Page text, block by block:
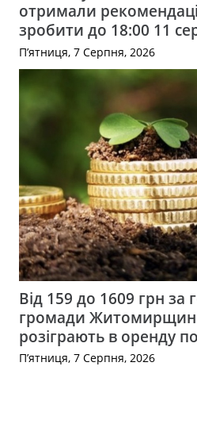
отримали
зробити до 18:00 11
П’ятниця, 7 Серпня, 2026
Від 159 до 1609 грн за
громади
розіграють в оренду
П’ятниця, 7 Серпня, 2026